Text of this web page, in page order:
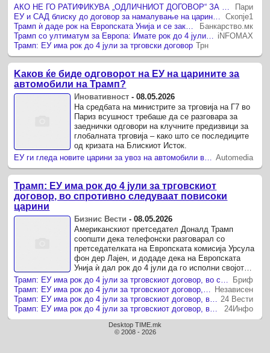
Пари
Скопје1
Банкарство.мк
iNFOMAX
Трамп: ЕУ има рок до 4 јули за трговски договор Трн
Kаков ќе биде одговорот на ЕУ на царините за
автомобили на Трамп?
Иновативност -08.05.2026
На средбата на министрите за трговија на Г7 во
Париз всушност требаше да се разговара за
заеднички одговори на клучните предизвици за
глобалната трговија – како што се последиците
од кризата на Блискиот Исток.
Automedia
Трамп: ЕУ има рок до 4 јули за трговскиот
договор, во спротивно следуваат повисоки
царини
Бизнис Вести -08.05.2026
Американскиот претседател Доналд Трамп
соопшти дека телефонски разговарал со
претседателката на Европската комисија Урсула
фон дер Лајен, и додаде дека на Европската
Унија ѝ дал рок до 4 јули да го исполни својот
дел од трговскиот договор со САД, во ...Трамп: ЕУ има рок до 4 јули за трговскиот договор, во спротивно следуваат повисоки царини
Бриф
Трамп: ЕУ има рок до 4 јули за трговскиот договор, во спротивно следуваат повисоки царини Независен
Трамп: ЕУ има рок до 4 јули за трговскиот договор, во спротивно следуваат повисоки царини 24 Вести
Трамп: ЕУ има рок до 4 јули за трговскиот договор, во спротивно следуваат повисоки царини
24Инфо
Desktop TIME.mk
© 2008 - 2026